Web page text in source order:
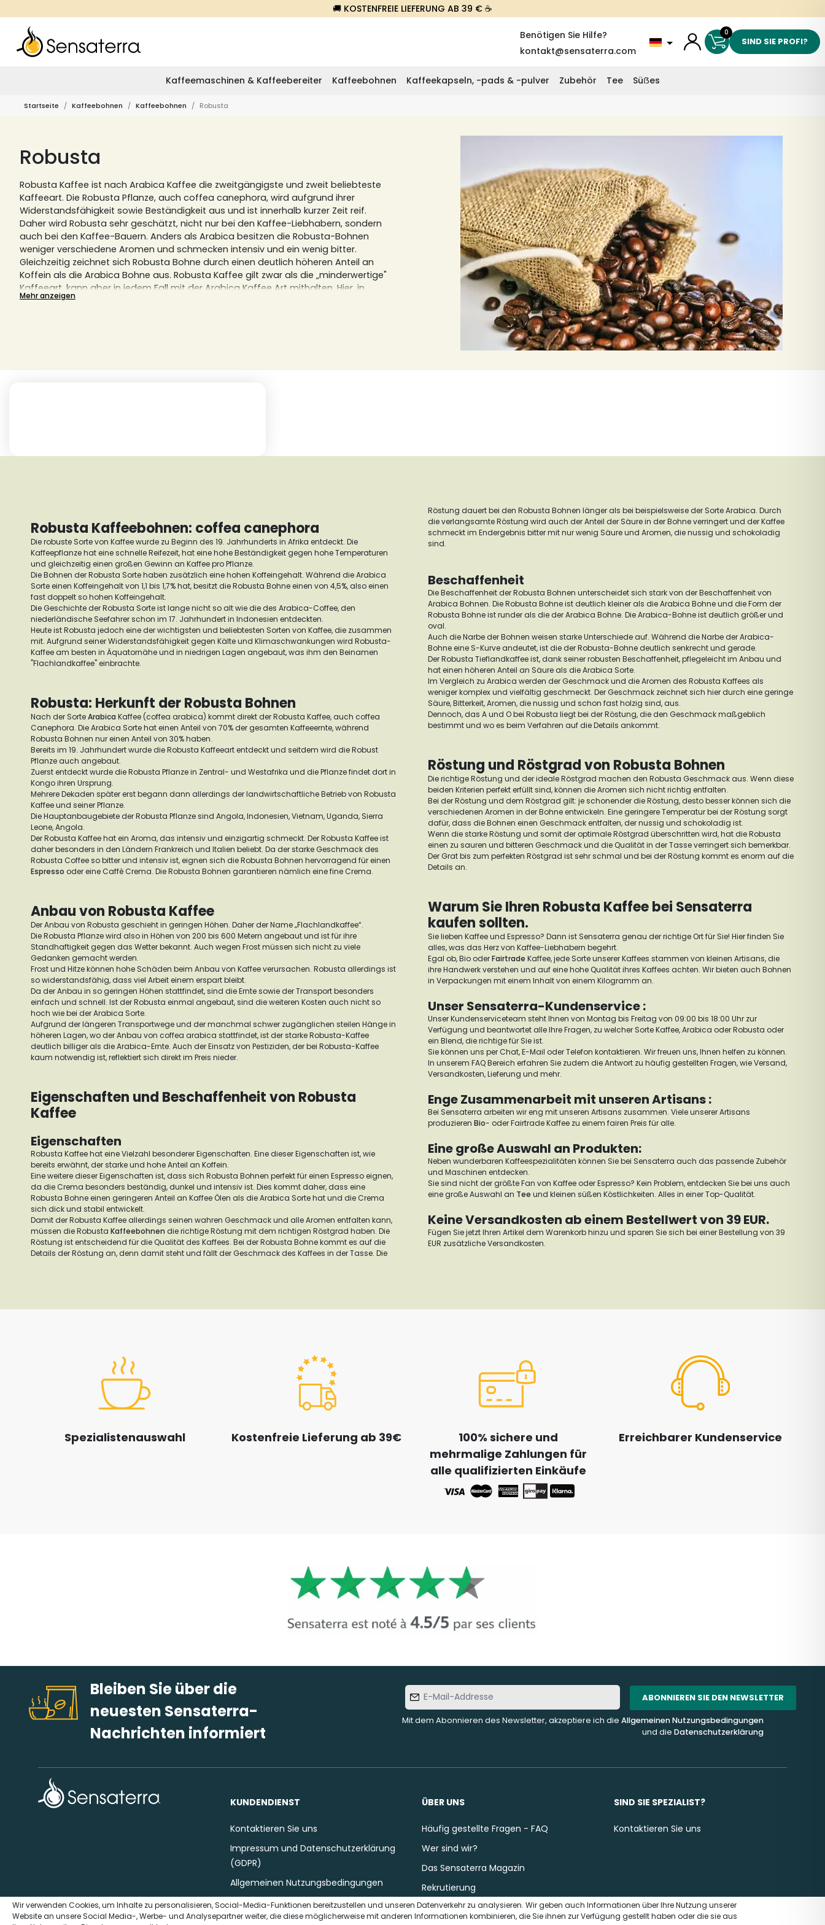
🚚 KOSTENFREIE LIEFERUNG AB 39 € ☕
Benötigen Sie Hilfe?
kontakt@sensaterra.com
0
SIND SIE PROFI?
Kaffeemaschinen & Kaffeebereiter Kaffeebohnen Kaffeekapseln, -pads & -pulver Zubehör Tee Süẞes
Startseite Kaffeebohnen Kaffeebohnen Robusta
Robusta
Robusta Kaffee ist nach Arabica Kaffee die zweitgängigste und zweit beliebteste
Kaffeeart. Die Robusta Pflanze, auch coffea canephora, wird aufgrund ihrer
Widerstandsfähigkeit sowie Beständigkeit aus und ist innerhalb kurzer Zeit reif.
Daher wird Robusta sehr geschätzt, nicht nur bei den Kaffee-Liebhabern, sondern
auch bei den Kaffee-Bauern. Anders als Arabica besitzen die Robusta-Bohnen
weniger verschiedene Aromen und schmecken intensiv und ein wenig bitter.
Gleichzeitig zeichnet sich Robusta Bohne durch einen deutlich höheren Anteil an
Koffein als die Arabica Bohne aus. Robusta Kaffee gilt zwar als die „minderwertige"
Kaffeeart, kann aber in jedem Fall mit der Arabica Kaffee Art mithalten. Hier , in
diesem Artikel, erfahren Sie alles, was Sie über Robusta Bohnen wissen müssen.
Mehr anzeigen
Robusta Kaffeebohnen: coffea canephora
Die robuste Sorte von Kaffee wurde zu Beginn des 19. Jahrhunderts in Afrika entdeckt. Die
Kaffeepflanze hat eine schnelle Reifezeit, hat eine hohe Beständigkeit gegen hohe Temperaturen
und gleichzeitig einen großen Gewinn an Kaffee pro Pflanze.
Die Bohnen der Robusta Sorte haben zusätzlich eine hohen Koffeingehalt. Während die Arabica
Sorte einen Koffeingehalt von 1,1 bis 1,7% hat, besitzt die Robusta Bohne einen von 4,5%, also einen
fast doppelt so hohen Koffeingehalt.
Die Geschichte der Robusta Sorte ist lange nicht so alt wie die des Arabica-Coffee, den
niederländische Seefahrer schon im 17. Jahrhundert in Indonesien entdeckten.
Heute ist Robusta jedoch eine der wichtigsten und beliebtesten Sorten von Kaffee, die zusammen
mit. Aufgrund seiner Widerstandsfähigkeit gegen Kälte und Klimaschwankungen wird Robusta-
Kaffee am besten in Äquatornähe und in niedrigen Lagen angebaut, was ihm den Beinamen
"Flachlandkaffee" einbrachte.
Robusta: Herkunft der Robusta Bohnen
Nach der SorteArabica Kaffee (coffea arabica) kommt direkt der Robusta Kaffee, auch coffea
Canephora. Die Arabica Sorte hat einen Anteil von 70% der gesamten Kaffeeernte, während
Robusta Bohnen nur einen Anteil von 30% haben.
Bereits im 19. Jahrhundert wurde die Robusta Kaffeeart entdeckt und seitdem wird die Robust
Pflanze auch angebaut.
Zuerst entdeckt wurde die Robusta Pflanze in Zentral- und Westafrika und die Pflanze findet dort in
Kongo ihren Ursprung.
Mehrere Dekaden später erst begann dann allerdings der landwirtschaftliche Betrieb von Robusta
Kaffee und seiner Pflanze.
Die Hauptanbaugebiete der Robusta Pflanze sind Angola, Indonesien, Vietnam, Uganda, Sierra
Leone, Angola.
Der Robusta Kaffee hat ein Aroma, das intensiv und einzigartig schmeckt. Der Robusta Kaffee ist
daher besonders in den Ländern Frankreich und Italien beliebt. Da der starke Geschmack des
Robusta Coffee so bitter und intensiv ist, eignen sich die Robusta Bohnen hervorragend für einen
Espresso oder eine Caffè Crema. Die Robusta Bohnen garantieren nämlich eine fine Crema.
Anbau von Robusta Kaffee
Der Anbau von Robusta geschieht in geringen Höhen. Daher der Name „Flachlandkaffee“.
Die Robusta Pflanze wird also in Höhen von 200 bis 600 Metern angebaut und ist für ihre
Standhaftigkeit gegen das Wetter bekannt. Auch wegen Frost müssen sich nicht zu viele
Gedanken gemacht werden.
Frost und Hitze können hohe Schäden beim Anbau von Kaffee verursachen. Robusta allerdings ist
so widerstandsfähig, dass viel Arbeit einem erspart bleibt.
Da der Anbau in so geringen Höhen stattfindet, sind die Ernte sowie der Transport besonders
einfach und schnell. Ist der Robusta einmal angebaut, sind die weiteren Kosten auch nicht so
hoch wie bei der Arabica Sorte.
Aufgrund der längeren Transportwege und der manchmal schwer zugänglichen steilen Hänge in
höheren Lagen, wo der Anbau von coffea arabica stattfindet, ist der starke Robusta-Kaffee
deutlich billiger als die Arabica-Ernte. Auch der Einsatz von Pestiziden, der bei Robusta-Kaffee
kaum notwendig ist, reflektiert sich direkt im Preis nieder.
Eigenschaften und Beschaffenheit von Robusta
Kaffee
Eigenschaften
Robusta Kaffee hat eine Vielzahl besonderer Eigenschaften. Eine dieser Eigenschaften ist, wie
bereits erwähnt, der starke und hohe Anteil an Koffein.
Eine weitere dieser Eigenschaften ist, dass sich Robusta Bohnen perfekt für einen Espresso eignen,
da die Crema besonders beständig, dunkel und intensiv ist. Dies kommt daher, dass eine
Robusta Bohne einen geringeren Anteil an Kaffee Ölen als die Arabica Sorte hat und die Crema
sich dick und stabil entwickelt.
Damit der Robusta Kaffee allerdings seinen wahren Geschmack und alle Aromen entfalten kann,
müssen die Robusta Kaffeebohnen die richtige Röstung mit dem richtigen Röstgrad haben. Die
Röstung ist entscheidend für die Qualität des Kaffees. Bei der Robusta Bohne kommt es auf die
Details der Röstung an, denn damit steht und fällt der Geschmack des Kaffees in der Tasse. Die
Röstung dauert bei den Robusta Bohnen länger als bei beispielsweise der Sorte Arabica. Durch
die verlangsamte Röstung wird auch der Anteil der Säure in der Bohne verringert und der Kaffee
schmeckt im Endergebnis bitter mit nur wenig Säure und Aromen, die nussig und schokoladig
sind.
Beschaffenheit
Die Beschaffenheit der Robusta Bohnen unterscheidet sich stark von der Beschaffenheit von
Arabica Bohnen. Die Robusta Bohne ist deutlich kleiner als die Arabica Bohne und die Form der
Robusta Bohne ist runder als die der Arabica Bohne. Die Arabica-Bohne ist deutlich größer und
oval.
Auch die Narbe der Bohnen weisen starke Unterschiede auf. Während die Narbe der Arabica-
Bohne eine S-Kurve andeutet, ist die der Robusta-Bohne deutlich senkrecht und gerade.
Der Robusta Tieflandkaffee ist, dank seiner robusten Beschaffenheit, pflegeleicht im Anbau und
hat einen höheren Anteil an Säure als die Arabica Sorte.
Im Vergleich zu Arabica werden der Geschmack und die Aromen des Robusta Kaffees als
weniger komplex und vielfältig geschmeckt. Der Geschmack zeichnet sich hier durch eine geringe
Säure, Bitterkeit, Aromen, die nussig und schon fast holzig sind, aus.
Dennoch, das A und O bei Robusta liegt bei der Röstung, die den Geschmack maßgeblich
bestimmt und wo es beim Verfahren auf die Details ankommt.
Röstung und Röstgrad von Robusta Bohnen
Die richtige Röstung und der ideale Röstgrad machen den Robusta Geschmack aus. Wenn diese
beiden Kriterien perfekt erfüllt sind, können die Aromen sich nicht richtig entfalten.
Bei der Röstung und dem Röstgrad gilt: je schonender die Röstung, desto besser können sich die
verschiedenen Aromen in der Bohne entwickeln. Eine geringere Temperatur bei der Röstung sorgt
dafür, dass die Bohnen einen Geschmack entfalten, der nussig und schokoladig ist.
Wenn die starke Röstung und somit der optimale Röstgrad überschritten wird, hat die Robusta
einen zu sauren und bitteren Geschmack und die Qualität in der Tasse verringert sich bemerkbar.
Der Grat bis zum perfekten Röstgrad ist sehr schmal und bei der Röstung kommt es enorm auf die
Details an.
Warum Sie Ihren Robusta Kaffee bei Sensaterra
kaufen sollten.
Sie lieben Kaffee und Espresso? Dann ist Sensaterra genau der richtige Ort für Sie! Hier finden Sie
alles, was das Herz von Kaffee-Liebhabern begehrt.
Egal ob, Bio oderFairtrade Kaffee, jede Sorte unserer Kaffees stammen von kleinen Artisans, die
ihre Handwerk verstehen und auf eine hohe Qualität ihres Kaffees achten. Wir bieten auch Bohnen
in Verpackungen mit einem Inhalt von einem Kilogramm an.
Unser Sensaterra-Kundenservice :
Unser Kundenserviceteam steht Ihnen von Montag bis Freitag von 09:00 bis 18:00 Uhr zur
Verfügung und beantwortet alle Ihre Fragen, zu welcher Sorte Kaffee, Arabica oder Robusta oder
ein Blend, die richtige für Sie ist.
Sie können uns per Chat, E-Mail oder Telefon kontaktieren. Wir freuen uns, Ihnen helfen zu können.
In unserem FAQ Bereich erfahren Sie zudem die Antwort zu häufig gestellten Fragen, wie Versand,
Versandkosten, Lieferung und mehr.
Enge Zusammenarbeit mit unseren Artisans :
Bei Sensaterra arbeiten wir eng mit unseren Artisans zusammen. Viele unserer Artisans
produzieren Bio- oder Fairtrade Kaffee zu einem fairen Preis für alle.
Eine große Auswahl an Produkten:
Neben wunderbaren Kaffeespezialitäten können Sie bei Sensaterra auch das passende Zubehör
und Maschinen entdecken.
Sie sind nicht der größte Fan von Kaffee oder Espresso? Kein Problem, entdecken Sie bei uns auch
eine große Auswahl an Tee und kleinen süßen Köstlichkeiten. Alles in einer Top-Qualität.
Keine Versandkosten ab einem Bestellwert von 39 EUR.
Fügen Sie jetzt Ihren Artikel dem Warenkorb hinzu und sparen Sie sich bei einer Bestellung von 39
EUR zusätzliche Versandkosten.
Spezialistenauswahl Kostenfreie Lieferung ab 39€
100% sichere und
mehrmalige Zahlungen für
alle qualifizierten Einkäufe
Erreichbarer Kundenservice
Bleiben Sie über die
neuesten Sensaterra-
Nachrichten informiert
E-Mail-
Addresse
ABONNIEREN SIE DEN NEWSLETTER
Mit dem Abonnieren des Newsletter, akzeptiere ich die Allgemeinen Nutzungsbedingungen
und die Datenschutzerklärung
KUNDENDIENST
Kontaktieren Sie uns
Impressum und Datenschutzerklärung
(GDPR)
Allgemeinen Nutzungsbedingungen
ÜBER UNS
Häufig gestellte Fragen - FAQ
Wer sind wir?
Das Sensaterra Magazin
Rekrutierung
SIND SIE SPEZIALIST?
Kontaktieren Sie uns
Wir verwenden Cookies, um Inhalte zu personalisieren, Social-Media-Funktionen bereitzustellen und unseren Datenverkehr zu analysieren. Wir geben auch Informationen über Ihre Nutzung unserer
Website an unsere Social Media-, Werbe- und Analysepartner weiter, die diese möglicherweise mit anderen Informationen kombinieren, die Sie ihnen zur Verfügung gestellt haben oder die sie aus